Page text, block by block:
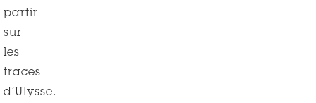
partir
sur
les
traces
d’Ulysse.